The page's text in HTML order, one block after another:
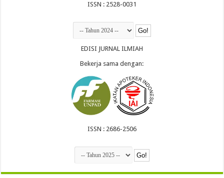
ISSN : 2528-0031
EDISI JURNAL ILMIAH
Bekerja sama dengan:
ISSN : 2686-2506